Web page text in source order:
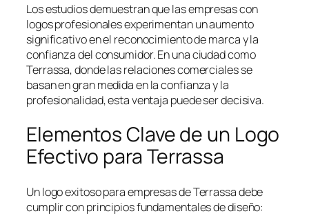
Los estudios demuestran que las empresas con
logos profesionales experimentan un aumento
significativo en el reconocimiento de marca y la
confianza del consumidor. En una ciudad como
Terrassa, donde las relaciones comerciales se
basan en gran medida en la confianza y la
profesionalidad, esta ventaja puede ser decisiva.
Elementos Clave de un Logo
Efectivo para Terrassa
Un logo exitoso para empresas de Terrassa debe
cumplir con principios fundamentales de diseño: